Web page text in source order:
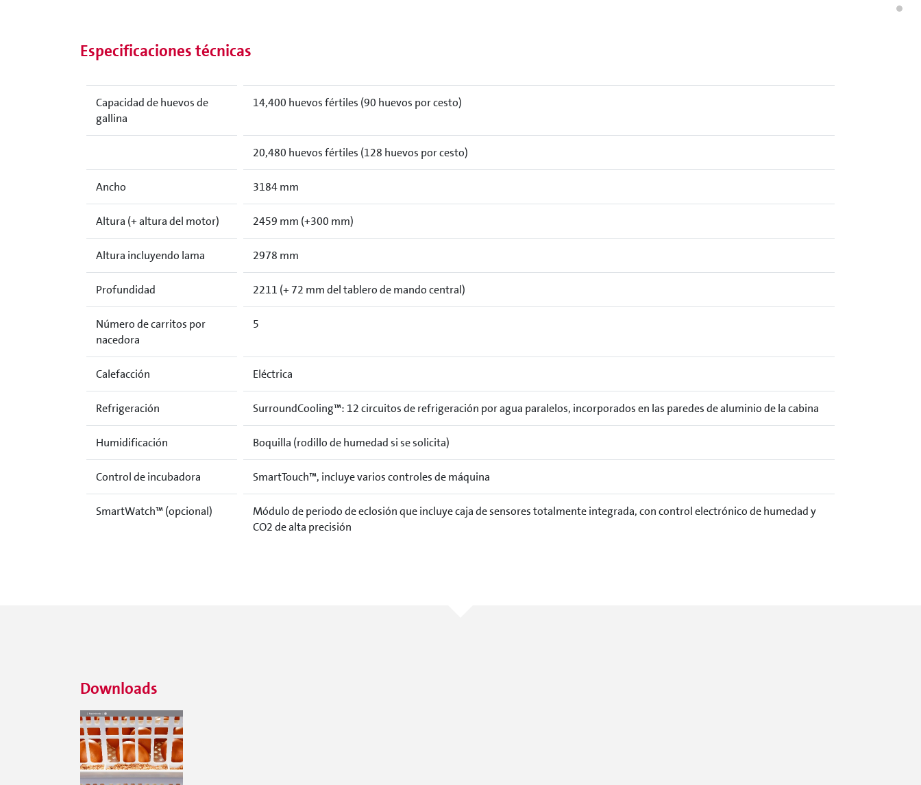
Especificaciones técnicas
Capacidad de huevos de
gallina
14,400 huevos fértiles (90 huevos por cesto)
20,480 huevos fértiles (128 huevos por cesto)
Ancho 3184 mm
Altura (+ altura del motor) 2459 mm (+300 mm)
Altura incluyendo lama 2978 mm
Profundidad 2211 (+ 72 mm del tablero de mando central)
Número de carritos por
nacedora
5
Calefacción Eléctrica
Refrigeración SurroundCooling™: 12 circuitos de refrigeración por agua paralelos, incorporados en las paredes de aluminio de la cabina
Humidificación Boquilla (rodillo de humedad si se solicita)
Control de incubadora SmartTouch™, incluye varios controles de máquina
SmartWatch™ (opcional)
Módulo de periodo de eclosión que incluye caja de sensores totalmente integrada, con control electrónico de humedad y
CO2 de alta precisión
Downloads